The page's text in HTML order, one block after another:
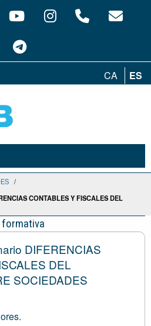
CA ES
/
CONTABLES Y FISCALES DEL
formativa
DIFERENCIAS
DEL
SOCIEDADES